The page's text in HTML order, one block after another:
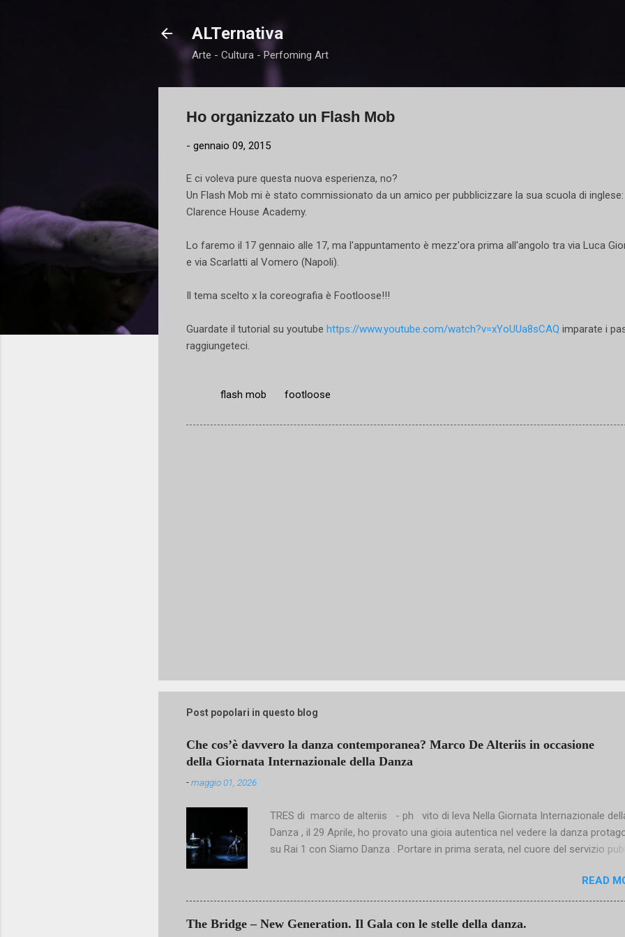
ALTernativa
Arte - Cultura - Perfoming Art
Ho organizzato un Flash Mob
- gennaio 09, 2015
E ci voleva pure questa nuova esperienza, no?
Un Flash Mob mi è stato commissionato da un amico per pubblicizzare la sua scuola di inglese:
Clarence House Academy.
Lo faremo il 17 gennaio alle 17, ma l'appuntamento è mezz'ora prima all'angolo tra via Luca
e via Scarlatti al Vomero (Napoli).
Il tema scelto x la coreografia è Footloose!!!
Guardate il tutorial su youtube https://www.youtube.com/watch?v=xYoUUa8sCAQ imparate i
raggiungeteci.
flash mob footloose
Post popolari in questo blog
Che cos’è davvero la danza contemporanea? Marco De Alteriis in occasione
della Giornata Internazionale della Danza
-maggio 01, 2026
TRES di marco de alteriis - ph vito di leva Nella Giornata Internazionale
Danza , il 29 Aprile, ho provato una gioia autentica nel vedere la danza
su Rai 1 con Siamo Danza . Portare in prima serata, nel cuore del servizio
riconoscere alla danza un ruolo non marginale, ma centrale nella
sguardo collettivo. Danzatori straordinari – dalla luminosa Eleonora
talentuosi Sasha Riva e Simone Repele – insieme a coreografie di grande
READ
The Bridge – New Generation. Il Gala con le stelle della danza.